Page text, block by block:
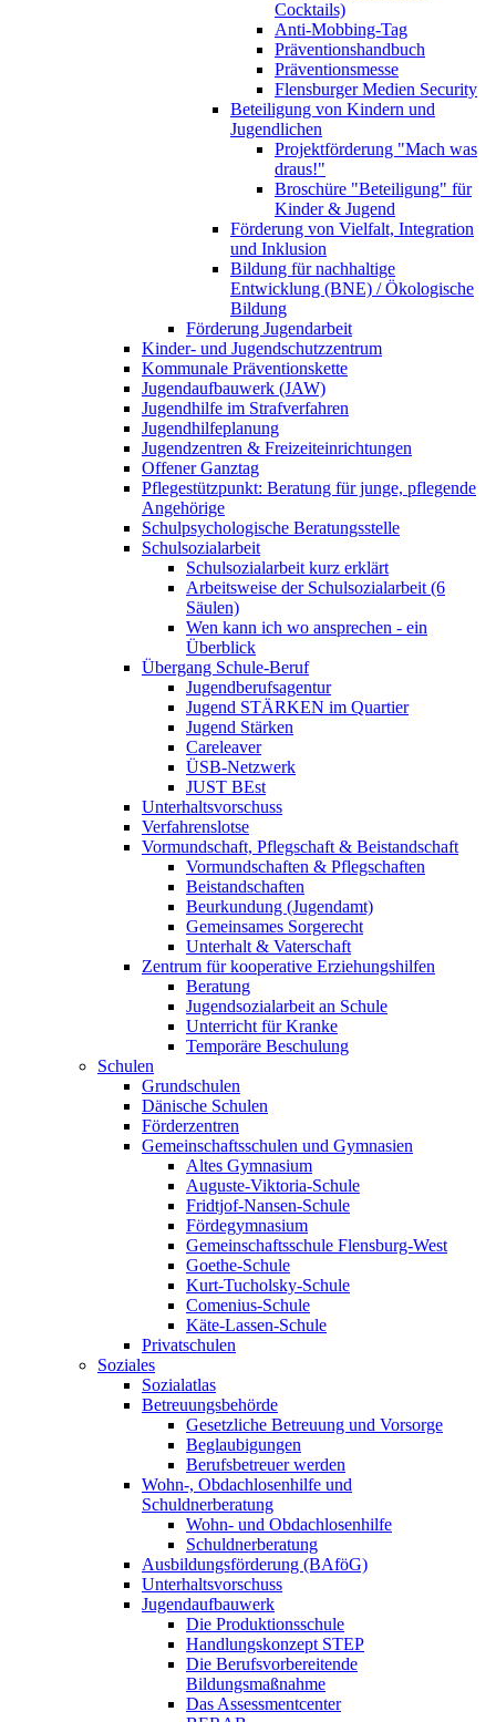
Cocktails)
Anti-Mobbing-Tag
Präventionshandbuch
Präventionsmesse
Flensburger Medien Security
Beteiligung von Kindern und
Jugendlichen
Projektförderung "Mach was
draus!"
Broschüre "Beteiligung" für
Kinder & Jugend
Förderung von Vielfalt, Integration
und Inklusion
Bildung für nachhaltige
Entwicklung (BNE) / Ökologische
Bildung
Förderung Jugendarbeit
Kinder- und Jugendschutzzentrum
Kommunale Präventionskette
Jugendaufbauwerk (JAW)
Jugendhilfe im Strafverfahren
Jugendhilfeplanung
Jugendzentren & Freizeiteinrichtungen
Offener Ganztag
Pflegestützpunkt: Beratung für junge, pflegende
Angehörige
Schulpsychologische Beratungsstelle
Schulsozialarbeit
Schulsozialarbeit kurz erklärt
Arbeitsweise der Schulsozialarbeit (6
Säulen)
Wen kann ich wo ansprechen - ein
Überblick
Übergang Schule-Beruf
Jugendberufsagentur
Jugend STÄRKEN im Quartier
Jugend Stärken
Careleaver
ÜSB-Netzwerk
JUST BEst
Unterhaltsvorschuss
Verfahrenslotse
Vormundschaft, Pflegschaft & Beistandschaft
Vormundschaften & Pflegschaften
Beistandschaften
Beurkundung (Jugendamt)
Gemeinsames Sorgerecht
Unterhalt & Vaterschaft
Zentrum für kooperative Erziehungshilfen
Beratung
Jugendsozialarbeit an Schule
Unterricht für Kranke
Temporäre Beschulung
Schulen
Grundschulen
Dänische Schulen
Förderzentren
Gemeinschaftsschulen und Gymnasien
Altes Gymnasium
Auguste-Viktoria-Schule
Fridtjof-Nansen-Schule
Fördegymnasium
Gemeinschaftsschule Flensburg-West
Goethe-Schule
Kurt-Tucholsky-Schule
Comenius-Schule
Käte-Lassen-Schule
Privatschulen
Soziales
Sozialatlas
Betreuungsbehörde
Gesetzliche Betreuung und Vorsorge
Beglaubigungen
Berufsbetreuer werden
Wohn-, Obdachlosenhilfe und
Schuldnerberatung
Wohn- und Obdachlosenhilfe
Schuldnerberatung
Ausbildungsförderung (BAföG)
Unterhaltsvorschuss
Jugendaufbauwerk
Die Produktionsschule
Handlungskonzept STEP
Die Berufsvorbereitende
Bildungsmaßnahme
Das Assessmentcenter